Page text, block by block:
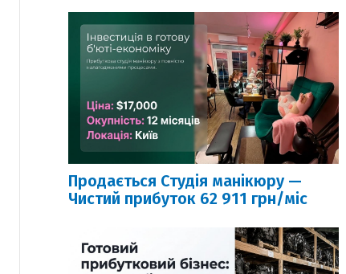
Продається Студія манікюру —
Чистий прибуток 62 911 грн/міс